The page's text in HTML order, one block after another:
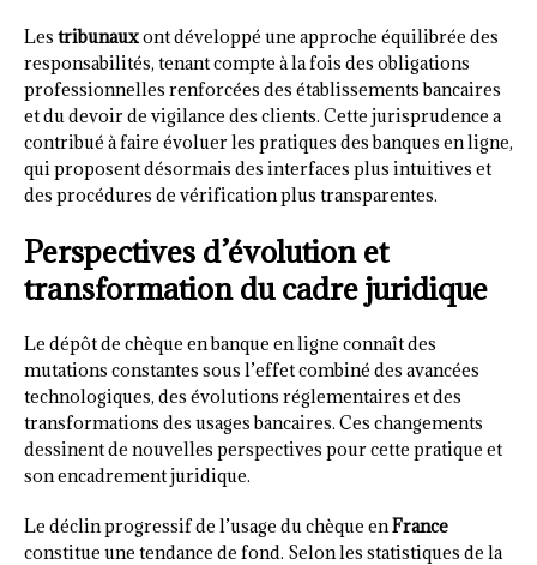
Les tribunauxont développé une approche équilibrée des
responsabilités, tenant compte à la fois des obligations
professionnelles renforcées des établissements bancaires
et du devoir de vigilance des clients. Cette jurisprudence a
contribué à faire évoluer les pratiques des banques en ligne,
qui proposent désormais des interfaces plus intuitives et
des procédures de vérification plus transparentes.
Perspectives d’évolution et
transformation du cadre juridique
Le dépôt de chèque en banque en ligne connaît des
mutations constantes sous l’effet combiné des avancées
technologiques, des évolutions réglementaires et des
transformations des usages bancaires. Ces changements
dessinent de nouvelles perspectives pour cette pratique et
son encadrement juridique.
Le déclin progressif de l’usage du chèque enFrance
constitue une tendance de fond. Selon les statistiques de la